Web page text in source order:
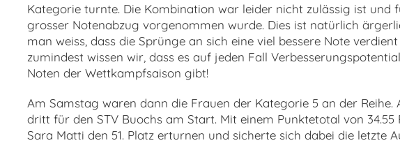
Kategorie turnte. Die Kombination war leider nicht zulässig ist und
grosser Notenabzug vorgenommen wurde. Dies ist natürlich
man weiss, dass die Sprünge an sich eine viel bessere Note
zumindest wissen wir, dass es auf jeden Fall
Noten der Wettkampfsaison gibt!
Am Samstag waren dann die Frauen der Kategorie 5 an der Reihe.
dritt für den STV Buochs am Start. Mit einem Punktetotal von 34.55
Sara Matti den 51. Platz erturnen und sicherte sich dabei die letzte